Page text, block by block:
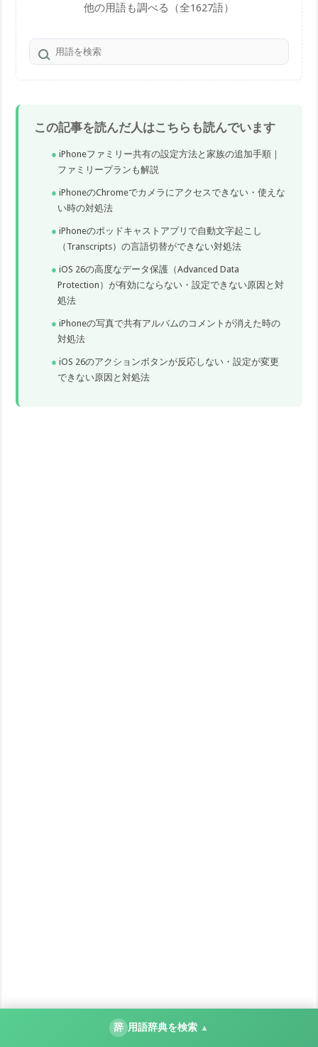
他の用語も調べる（全1627語）
この記事を読んだ人はこちらも読んでいます
iPhoneファミリー共有の設定方法と家族の追加手順｜
ファミリープランも解説
iPhoneのChromeでカメラにアクセスできない・使えな
い時の対処法
iPhoneのポッドキャストアプリで自動文字起こし
（Transcripts）の言語切替ができない対処法
iOS 26の高度なデータ保護（Advanced Data
Protection）が有効にならない・設定できない原因と対
処法
iPhoneの写真で共有アルバムのコメントが消えた時の
対処法
iOS 26のアクションボタンが反応しない・設定が変更
できない原因と対処法
辞 用語辞典を検索 ▲